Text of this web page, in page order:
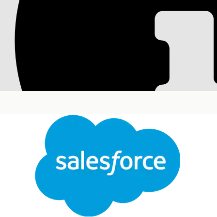
Suggerimenti
Gestire l'inventario interno degli asset IT, inclusi
orchestrare l'intero ciclo di vita dell'hardware
Disponibile nelle versioni: Lightning Experience
Disponibile in: EnterpriseEdition,
Standardizzare i processi e utilizzare
Inventario asset: Tenere traccia dei dispositivi
Ciclo di vita: Gestire le transizioni dalla richiesta
: Gestire un itinerario di controllo
: Monitorare le tendenze di capacità e
Integrazioni
: Sincronizzare gli asset gestiti con il
Suggerimenti introduttivi su Gestione asset